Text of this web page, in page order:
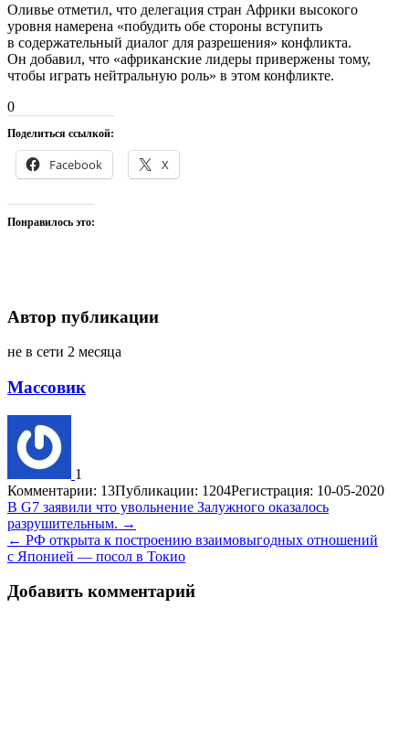
Оливье отметил, что делегация стран Африки высокого
уровня намерена «побудить обе стороны вступить
в содержательный диалог для разрешения» конфликта.
Он добавил, что «африканские лидеры привержены тому,
чтобы играть нейтральную роль» в этом конфликте.
0
Поделиться ссылкой:
Facebook X
Понравилось это:
Автор публикации
не в сети 2 месяца
Массовик
1
Комментарии: 13Публикации: 1204Регистрация: 10-05-2020
Навигация
по
записям
В G7 заявили что увольнение Залужного оказалось
разрушительным. →
← РФ открыта к построению взаимовыгодных отношений
с Японией — посол в Токио
Добавить комментарий